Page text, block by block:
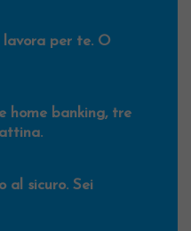
lavora per te. O
home banking, tre
al sicuro. Sei